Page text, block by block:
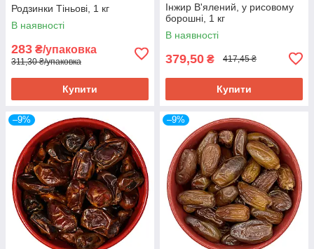
Родзинки Тіньові, 1 кг
В наявності
283 ₴/упаковка
311,30 ₴/упаковка
Купити
Інжир В'ялений, у рисовому
борошні, 1 кг
В наявності
379,50 ₴ 417,45 ₴
Купити
–9% –9%